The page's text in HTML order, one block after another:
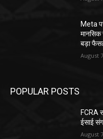
Meta
बड़ा
August
POPULAR POSTS
FCRA
ईसाई
August